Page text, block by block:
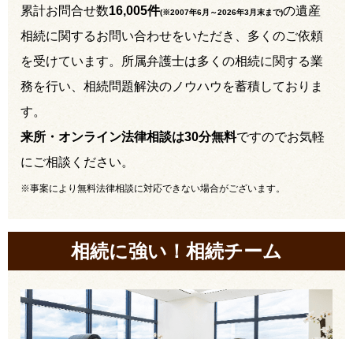
累計お問合せ数16,005件(※2007年6月～2026年3月末まで)の遺産
相続に関するお問い合わせをいただき、多くのご依頼
を受けています。所属弁護士は多くの相続に関する業
務を行い、相続問題解決のノウハウを蓄積しておりま
す。
来所・オンライン法律相談は30分無料ですのでお気軽
にご相談ください。
※事案により無料法律相談に対応できない場合がございます。
相続に強い！相続チーム